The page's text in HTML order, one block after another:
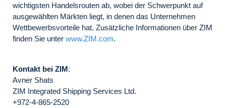
wichtigsten Handelsrouten ab, wobei der Schwerpunkt auf
ausgewählten Märkten liegt, in denen das Unternehmen
Wettbewerbsvorteile hat. Zusätzliche Informationen über ZIM
finden Sie unter www.ZIM.com.
Kontakt bei ZIM:
Avner Shats
ZIM Integrated Shipping Services Ltd.
+972-4-865-2520